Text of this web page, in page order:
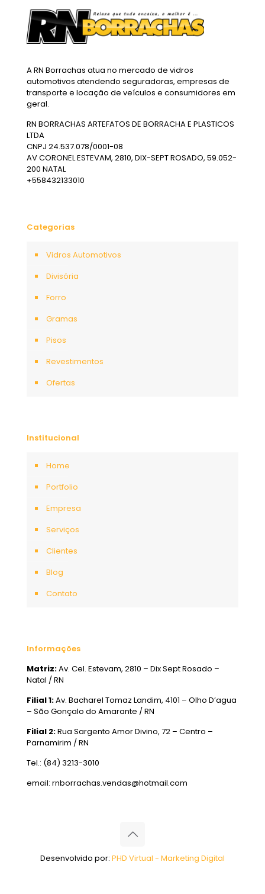
A RN Borrachas atua no mercado de vidros
automotivos atendendo seguradoras, empresas de
transporte e locação de veículos e consumidores em
geral.
RN BORRACHAS ARTEFATOS DE BORRACHA E PLASTICOS
LTDA
CNPJ 24.537.078/0001-08
AV CORONEL ESTEVAM, 2810, DIX-SEPT ROSADO, 59.052-
200 NATAL
+558432133010
Categorias
Vidros Automotivos
Divisória
Forro
Gramas
Pisos
Revestimentos
Ofertas
Institucional
Home
Portfolio
Empresa
Serviços
Clientes
Blog
Contato
Informações
Matriz:Av. Cel. Estevam, 2810 – Dix Sept Rosado –
Natal / RN
Filial 1:Av. Bacharel Tomaz Landim, 4101 – Olho D’agua
– São Gonçalo do Amarante / RN
Filial 2:Rua Sargento Amor Divino, 72 – Centro –
Parnamirim / RN
Tel.: (84) 3213-3010
email: rnborrachas.vendas@hotmail.com
Desenvolvido por: PHD Virtual - Marketing Digital